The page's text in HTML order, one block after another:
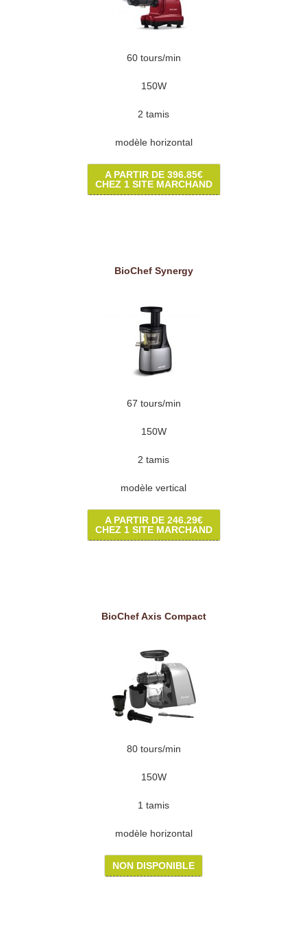
60 tours/min
150W
2 tamis
modèle horizontal
A PARTIR DE 396.85€
CHEZ 1 SITE MARCHAND
BioChef Synergy
67 tours/min
150W
2 tamis
modèle vertical
A PARTIR DE 246.29€
CHEZ 1 SITE MARCHAND
BioChef Axis Compact
80 tours/min
150W
1 tamis
modèle horizontal
NON DISPONIBLE